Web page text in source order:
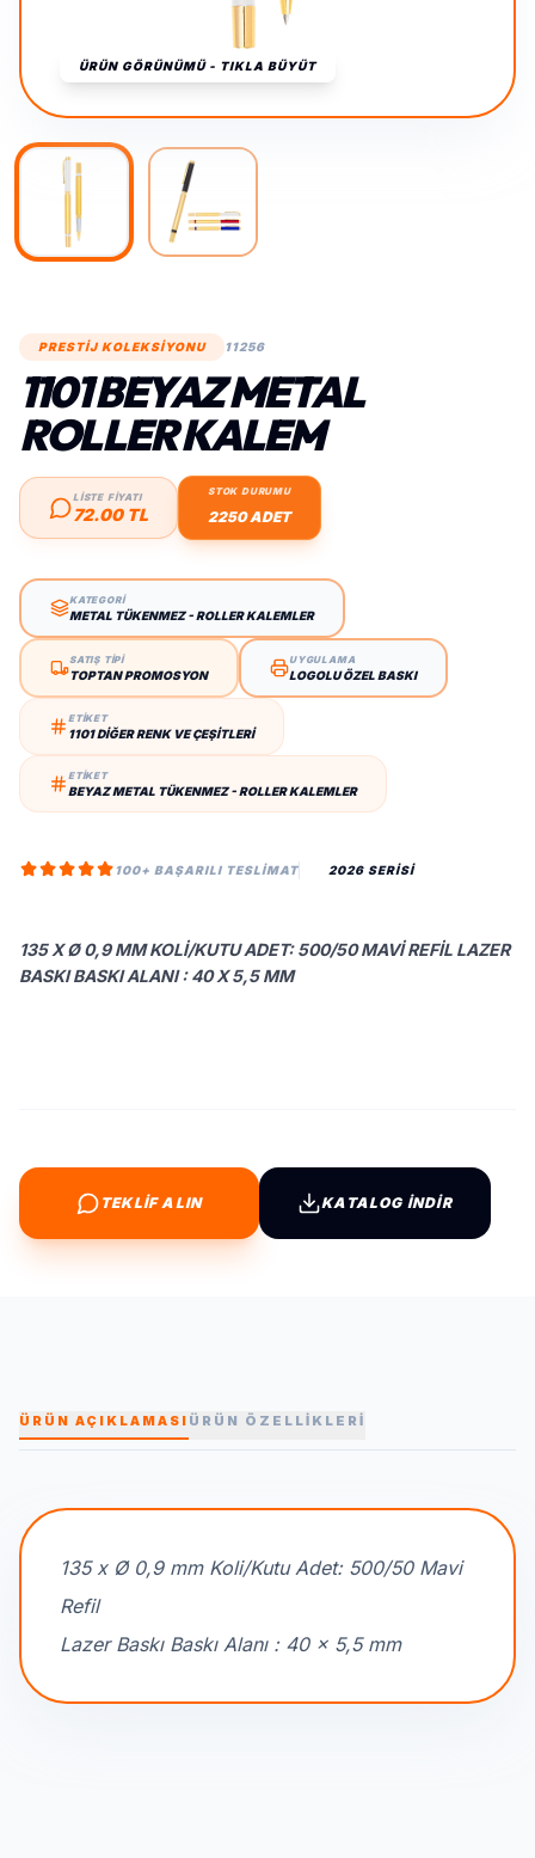
ÜRÜN GÖRÜNÜMÜ - TIKLA BÜYÜT
PRESTİJ KOLEKSİYONU 11256
1101 BEYAZ METAL
ROLLER KALEM
LİSTE FİYATI
72.00 TL
STOK DURUMU
2250 ADET
KATEGORİ
METAL TÜKENMEZ - ROLLER KALEMLER
SATIŞ TİPİ
TOPTAN PROMOSYON
UYGULAMA
LOGOLU ÖZEL BASKI
ETİKET
1101 DIĞER RENK VE ÇEŞITLERI
ETİKET
BEYAZ METAL TÜKENMEZ - ROLLER KALEMLER
100+ BAŞARILI TESLIMAT 2026 SERİSİ
135 X Ø 0,9 MM KOLI/KUTU ADET: 500/50 MAVI REFIL LAZER
BASKI BASKI ALANI : 40 X 5,5 MM
TEKLİF ALIN KATALOG İNDİR
ÜRÜN AÇIKLAMASI ÜRÜN ÖZELLİKLERİ
135 x Ø 0,9 mm Koli/Kutu Adet: 500/50 Mavi
Refil
Lazer Baskı Baskı Alanı : 40 x 5,5 mm